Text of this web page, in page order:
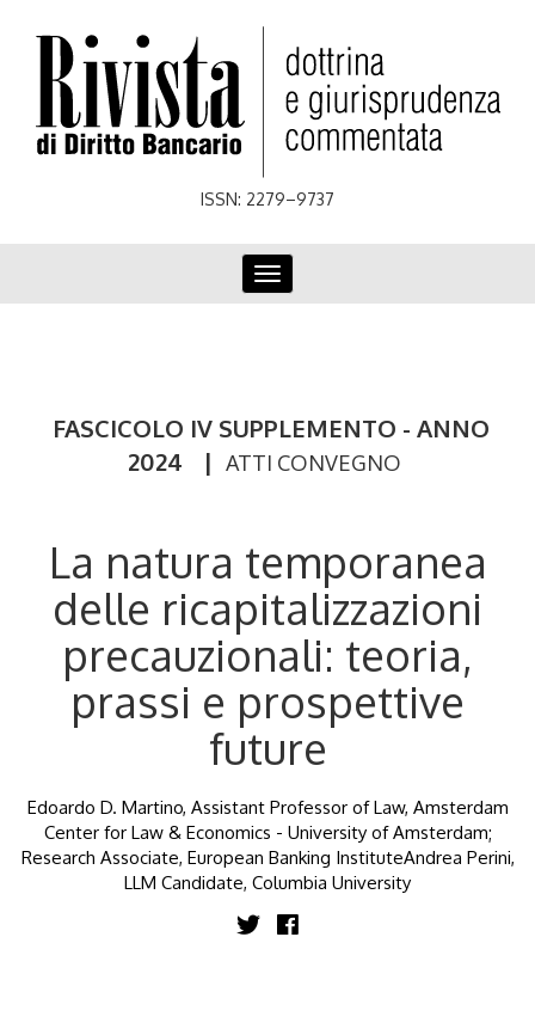
ISSN: 2279–9737
Toggle
navigation
FASCICOLO IV SUPPLEMENTO - ANNO
2024
| ATTI CONVEGNO
La natura temporanea
delle ricapitalizzazioni
precauzionali: teoria,
prassi e prospettive
future
Edoardo D. Martino, Assistant Professor of Law, Amsterdam
Center for Law & Economics - University of Amsterdam;
Research Associate, European Banking InstituteAndrea Perini,
LLM Candidate, Columbia University